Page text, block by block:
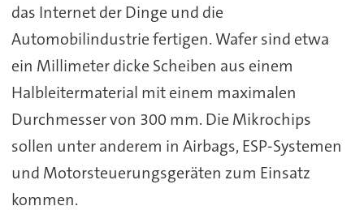
das Internet der Dinge und die
Automobilindustrie fertigen. Wafer sind etwa
ein Millimeter dicke Scheiben aus einem
Halbleitermaterial mit einem maximalen
Durchmesser von 300 mm. Die Mikrochips
sollen unter anderem in Airbags, ESP-Systemen
und Motorsteuerungsgeräten zum Einsatz
kommen.